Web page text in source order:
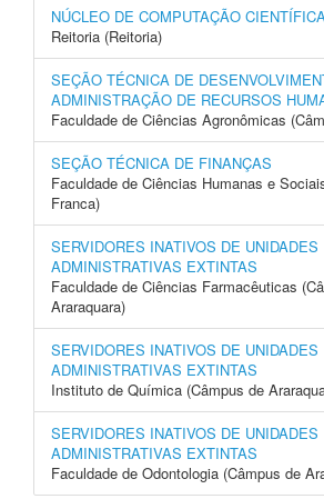
NÚCLEO DE COMPUTAÇÃO
Reitoria (Reitoria)
SEÇÃO TÉCNICA DE
ADMINISTRAÇÃO DE RECURSOS
Faculdade de Ciências Agronômicas
SEÇÃO TÉCNICA DE FINANÇAS
Faculdade de Ciências Humanas e
Franca)
SERVIDORES INATIVOS DE UNIDADES
ADMINISTRATIVAS EXTINTAS
Faculdade de Ciências Farmacêuticas
Araraquara)
SERVIDORES INATIVOS DE UNIDADES
ADMINISTRATIVAS EXTINTAS
Instituto de Química (Câmpus de
SERVIDORES INATIVOS DE UNIDADES
ADMINISTRATIVAS EXTINTAS
Faculdade de Odontologia (Câmpus de